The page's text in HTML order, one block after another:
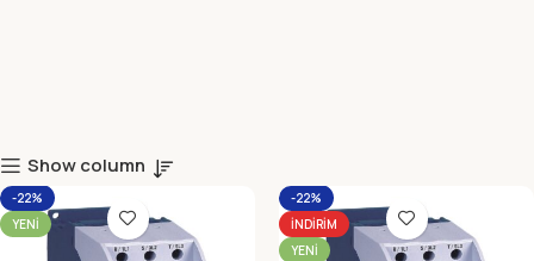
Show column
-22%
YENI
-22%
İNDIRIM
YENI